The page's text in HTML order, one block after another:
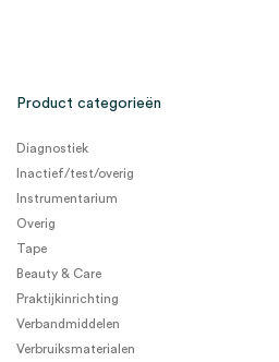
Product categorieën
Diagnostiek
Inactief/test/overig
Instrumentarium
Overig
Tape
Beauty & Care
Praktijkinrichting
Verbandmiddelen
Verbruiksmaterialen